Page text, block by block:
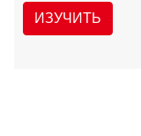
ИЗУЧИТЬ